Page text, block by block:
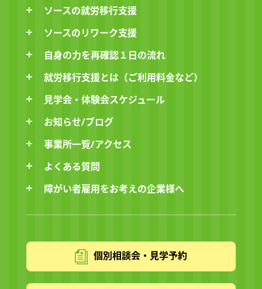
ソースの就労移行支援
ソースのリワーク支援
自身の力を再確認１日の流れ
就労移行支援とは（ご利用料金など）
見学会・体験会スケジュール
お知らせ/ブログ
事業所一覧/アクセス
よくある質問
障がい者雇用をお考えの企業様へ
個別相談会・見学予約